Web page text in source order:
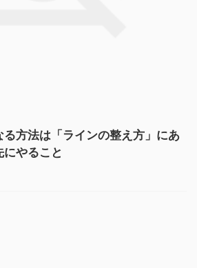
方法は「ラインの整え方」にあ
やること